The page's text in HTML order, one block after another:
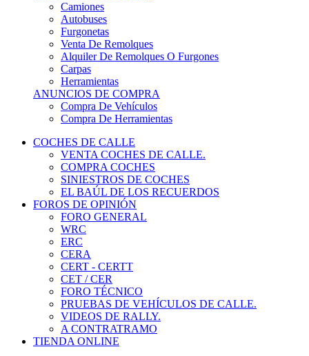
Furgonetas
Venta De Remolques
Alquiler De Remolques O Furgones
Carpas
Herramientas
ANUNCIOS DE COMPRA
Compra De Vehículos
Compra De Herramientas
COCHES DE CALLE
VENTA COCHES DE CALLE.
COMPRA COCHES
SINIESTROS DE COCHES
EL BAÚL DE LOS RECUERDOS
FOROS DE OPINIÓN
FORO GENERAL
WRC
ERC
CERA
CERT - CERTT
CET / CER
FORO TÉCNICO
PRUEBAS DE VEHÍCULOS DE CALLE.
VIDEOS DE RALLY.
A CONTRATRAMO
TIENDA ONLINE
NUEVO ANUNCIO